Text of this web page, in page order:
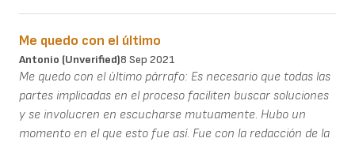
Me quedo con el último
Antonio (unverified)8 Sep 2021
Me quedo con el último párrafo: Es necesario que todas las
partes implicadas en el proceso faciliten buscar soluciones
y se involucren en escucharse mutuamente. Hubo un
momento en el que esto fue así. Fue con la redacción de la